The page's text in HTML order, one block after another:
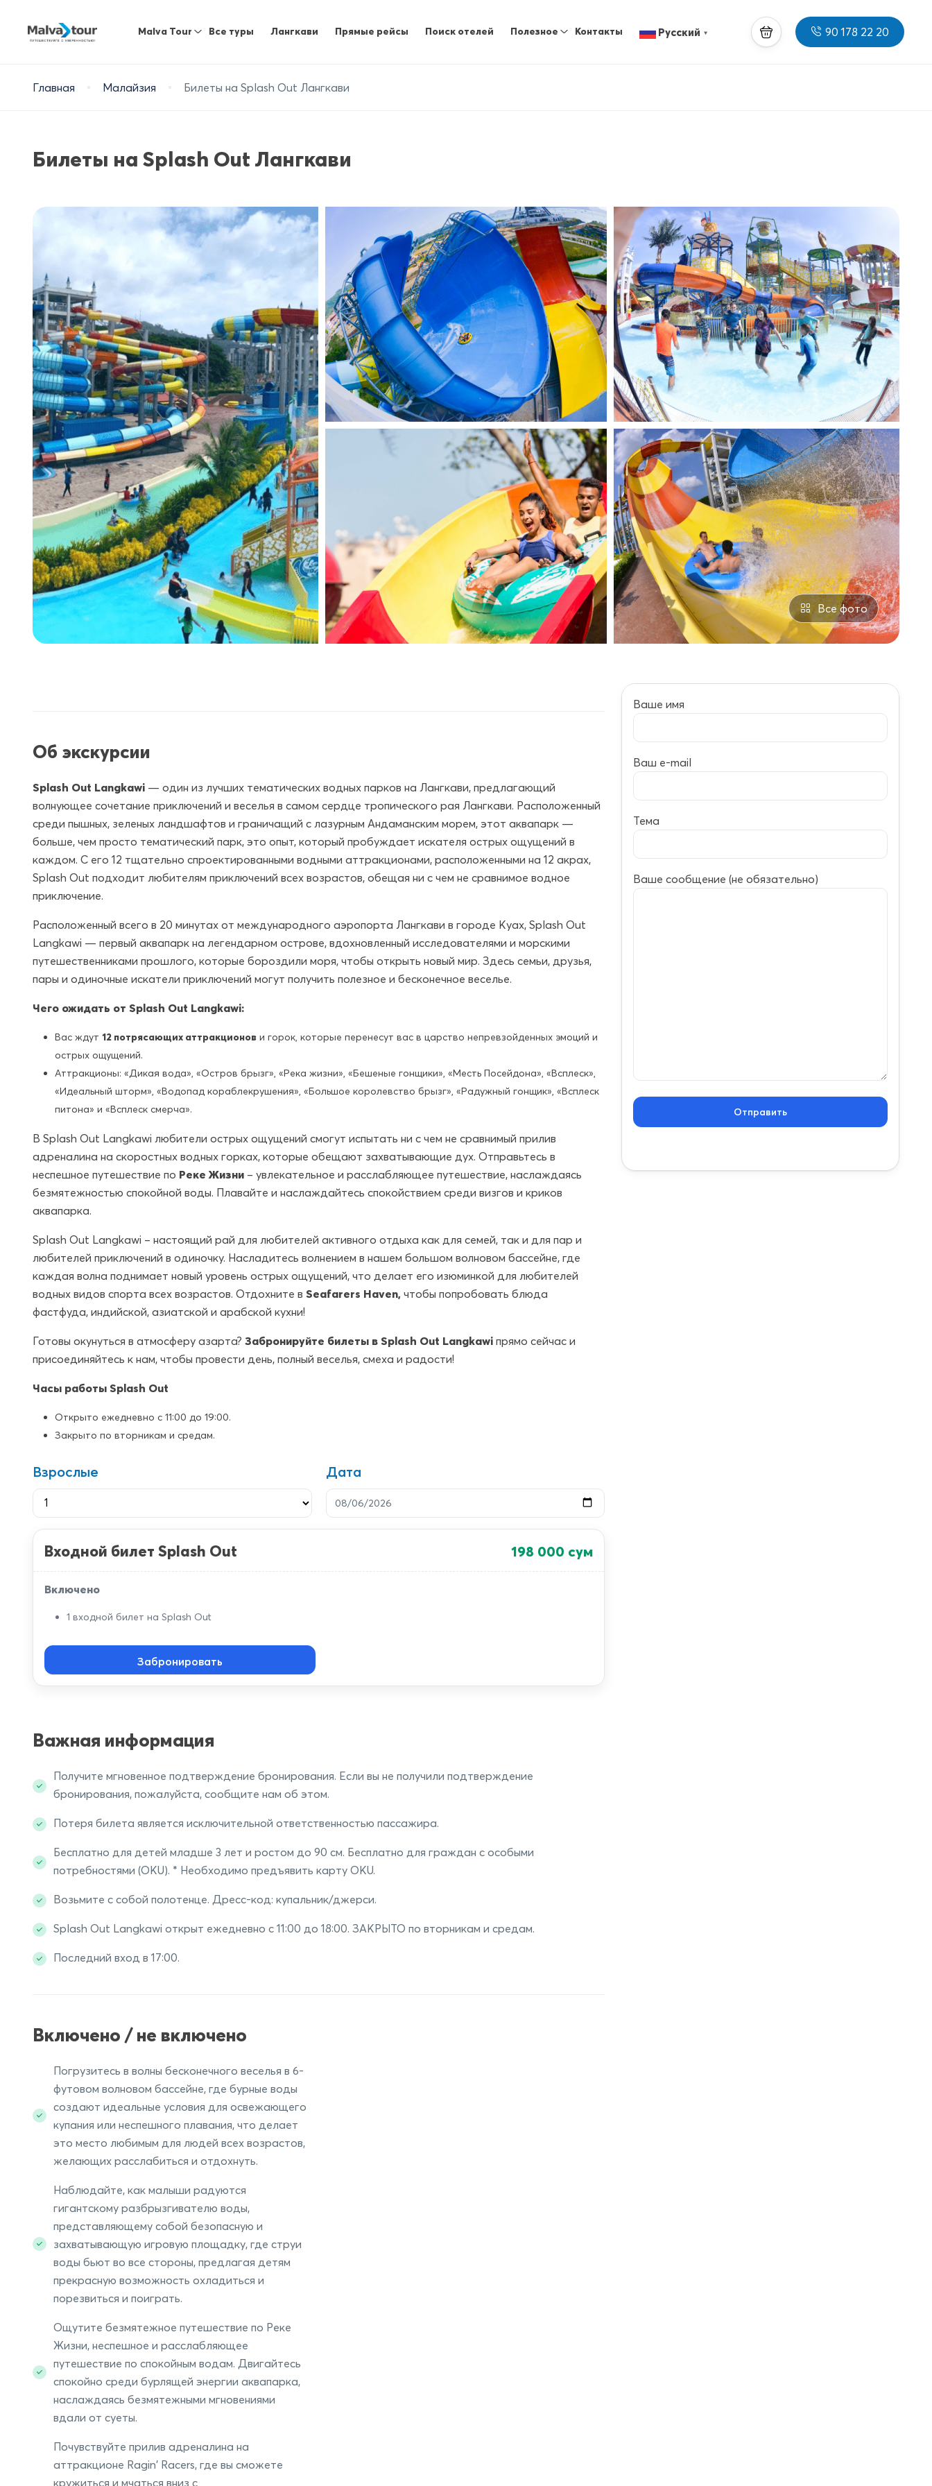
Malva Tour Все туры Лангкави Прямые рейсы Поиск отелей Полезное Контакты Русский ▼ 90 178 22 20
Главная Малайзия Билеты на Splash Out Лангкави
Билеты на Splash Out Лангкави
Все фото
Об экскурсии
Splash Out Langkawi — один из лучших тематических водных парков на Лангкави, предлагающий
волнующее сочетание приключений и веселья в самом сердце тропического рая Лангкави. Расположенный
среди пышных, зеленых ландшафтов и граничащий с лазурным Андаманским морем, этот аквапарк —
больше, чем просто тематический парк, это опыт, который пробуждает искателя острых ощущений в
каждом. С его 12 тщательно спроектированными водными аттракционами, расположенными на 12 акрах,
Splash Out подходит любителям приключений всех возрастов, обещая ни с чем не сравнимое водное
приключение.
Расположенный всего в 20 минутах от международного аэропорта Лангкави в городе Куах, Splash Out
Langkawi — первый аквапарк на легендарном острове, вдохновленный исследователями и морскими
путешественниками прошлого, которые бороздили моря, чтобы открыть новый мир. Здесь семьи, друзья,
пары и одиночные искатели приключений могут получить полезное и бесконечное веселье.
Чего ожидать от Splash Out Langkawi:
Вас ждут 12 потрясающих аттракционов и горок, которые перенесут вас в царство непревзойденных эмоций и
острых ощущений.
Аттракционы: «Дикая вода», «Остров брызг», «Река жизни», «Бешеные гонщики», «Месть Посейдона», «Всплеск»,
«Идеальный шторм», «Водопад кораблекрушения», «Большое королевство брызг», «Радужный гонщик», «Всплеск
питона» и «Всплеск смерча».
В Splash Out Langkawi любители острых ощущений смогут испытать ни с чем не сравнимый прилив
адреналина на скоростных водных горках, которые обещают захватывающие дух. Отправьтесь в
неспешное путешествие по Реке Жизни – увлекательное и расслабляющее путешествие, наслаждаясь
безмятежностью спокойной воды. Плавайте и наслаждайтесь спокойствием среди визгов и криков
аквапарка.
Splash Out Langkawi – настоящий рай для любителей активного отдыха как для семей, так и для пар и
любителей приключений в одиночку. Насладитесь волнением в нашем большом волновом бассейне, где
каждая волна поднимает новый уровень острых ощущений, что делает его изюминкой для любителей
водных видов спорта всех возрастов. Отдохните в Seafarers Haven, чтобы попробовать блюда
фастфуда, индийской, азиатской и арабской кухни!
Готовы окунуться в атмосферу азарта? Забронируйте билеты в Splash Out Langkawi прямо сейчас и
присоединяйтесь к нам, чтобы провести день, полный веселья, смеха и радости!
Часы работы Splash Out
Открыто ежедневно с 11:00 до 19:00.
Закрыто по вторникам и средам.
Взрослые Дата
Входной билет Splash Out 198 000 сум
Включено
1 входной билет на Splash Out
Забронировать
Важная информация
Получите мгновенное подтверждение бронирования. Если вы не получили подтверждение
бронирования, пожалуйста, сообщите нам об этом.
Потеря билета является исключительной ответственностью пассажира.
Бесплатно для детей младше 3 лет и ростом до 90 см. Бесплатно для граждан с особыми
потребностями (OKU). * Необходимо предъявить карту OKU.
Возьмите с собой полотенце. Дресс-код: купальник/джерси.
Splash Out Langkawi открыт ежедневно с 11:00 до 18:00. ЗАКРЫТО по вторникам и средам.
Последний вход в 17:00.
Включено / не включено
Погрузитесь в волны бесконечного веселья в 6-
футовом волновом бассейне, где бурные воды
создают идеальные условия для освежающего
купания или неспешного плавания, что делает
это место любимым для людей всех возрастов,
желающих расслабиться и отдохнуть.
Наблюдайте, как малыши радуются
гигантскому разбрызгивателю воды,
представляющему собой безопасную и
захватывающую игровую площадку, где струи
воды бьют во все стороны, предлагая детям
прекрасную возможность охладиться и
порезвиться и поиграть.
Ощутите безмятежное путешествие по Реке
Жизни, неспешное и расслабляющее
путешествие по спокойным водам. Двигайтесь
спокойно среди бурлящей энергии аквапарка,
наслаждаясь безмятежными мгновениями
вдали от суеты.
Почувствуйте прилив адреналина на
аттракционе Ragin' Racers, где вы сможете
кружиться и мчаться вниз с
Ваше имя
Ваш e-mail
Тема
Ваше сообщение (не обязательно)